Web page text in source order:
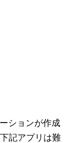
ションが作成
記アプリは難